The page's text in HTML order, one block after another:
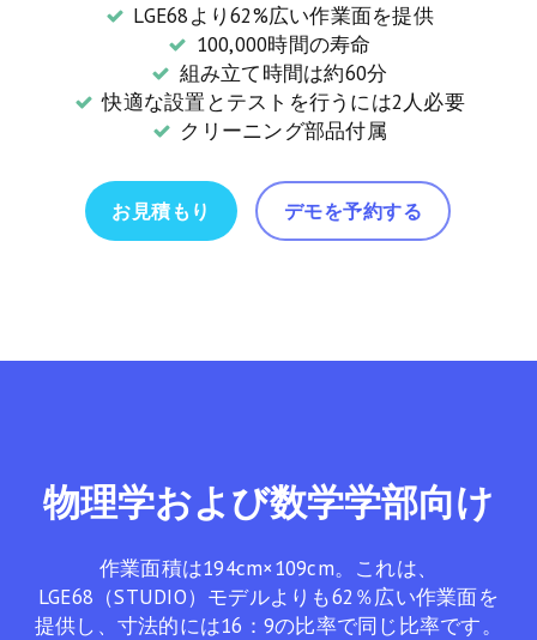
LGE68より62%広い作業面を提供
100,000時間の寿命
組み立て時間は約60分
快適な設置とテストを行うには2人必要
クリーニング部品付属
お見積もり デモを予約する
物理学および数学学部向け
作業面積は194cm×109cm。これは、
LGE68（STUDIO）モデルよりも62％広い作業面を
提供し、寸法的には16：9の比率で同じ比率です。